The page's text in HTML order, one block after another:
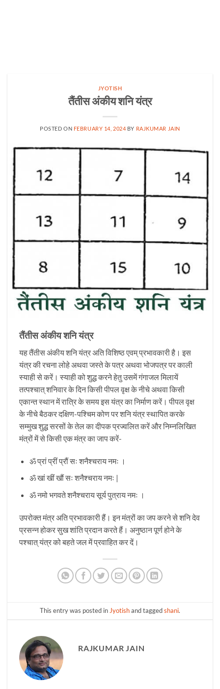
JYOTISH
तैंतीस अंकीय शनि यंत्र
POSTED ON FEBRUARY 14, 2024 BY RAJKUMAR JAIN
तैंतीस अंकीय शनि यंत्र
यह तैंतीस अंकीय शनि यंत्र अति विशिष्ठ एवम् प्रभावकारी है। इस
यंत्र की रचना लोहे अथवा जस्ते के पत्र अथवा भोजपत्र पर काली
स्याही से करें। स्याही को शुद्ध करने हेतु उसमें गंगाजल मिलायें
तत्पश्चात् शनिवार के दिन किसी पीपल वृक्ष के नीचे अथवा किसी
एकान्त स्थान में रात्रि के समय इस यंत्र का निर्माण करें। पीपल वृक्ष
के नीचे बैठकर दक्षिण-पश्चिम कोण पर शनि यंत्र स्थापित करके
सम्मुख शुद्ध सरसों के तेल का दीपक प्रज्वलित करें और निम्नलिखित
मंत्रों में से किसी एक मंत्र का जाप करें-
ॐ प्रां प्रीं प्रौं सः शनैश्चराय नमः ।
ॐ खां खीं खौं सः शनैश्चराय नमः |
ॐ नमो भगवते शनैश्चराय सूर्य पुत्राय नमः ।
उपरोक्त मंत्र अति प्रभावकारी हैं। इन मंत्रों का जप करने से शनि देव
प्रसन्न होकर सुख शांति प्रदान करते हैं। अनुष्ठान पूर्ण होने के
पश्चात् यंत्र को बहते जल में प्रवाहित कर दें।
This entry was posted in Jyotishand taggedshani.
RAJKUMAR JAIN